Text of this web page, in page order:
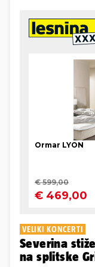
VELIKI KONCERTI
Severina
na splitske